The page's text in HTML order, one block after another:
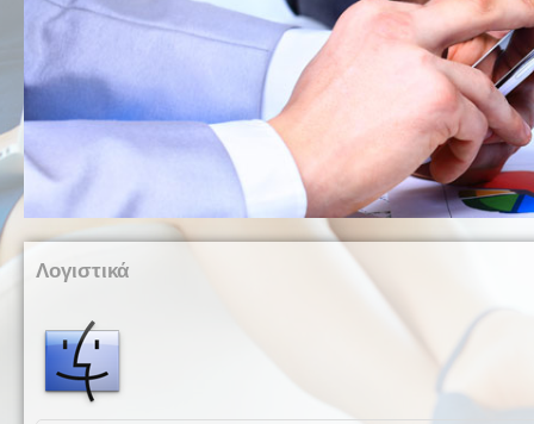
Λογιστικά